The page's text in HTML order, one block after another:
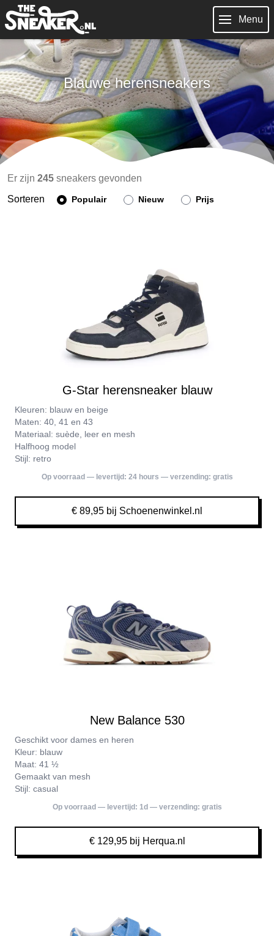
Menu
Blauwe herensneakers
Er zijn 245 sneakers gevonden
Sorteren
Populair Nieuw Prijs
G-Star herensneaker blauw
Kleuren: blauw en beige
Maten: 40, 41 en 43
Materiaal: suède, leer en mesh
Halfhoog model
Stijl: retro
Op voorraad — levertijd: 24 hours — verzending: gratis
€ 89,95 bij Schoenenwinkel.nl
New Balance 530
Geschikt voor dames en heren
Kleur: blauw
Maat: 41 ½
Gemaakt van mesh
Stijl: casual
Op voorraad — levertijd: 1d — verzending: gratis
€ 129,95 bij Herqua.nl